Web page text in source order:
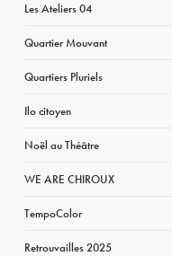
Les Ateliers 04
Quartier Mouvant
Quartiers Pluriels
Ilo citoyen
Noël au Théâtre
WE ARE CHIROUX
TempoColor
Retrouvailles 2025